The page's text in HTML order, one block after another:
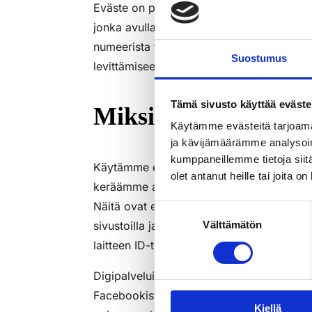
Suostumus
Tämä sivusto käyttää
Käytämme evästeitä
ja kävijämäärämme
kumppaneillemme tietoja
olet antanut heille tai joita
Suostumuksen
valinta
Välttämätön
Kiellä
Eväste on pieni tiedosto, joka tallentuu
jonka avulla voimme yksilöidä ja laskea
numeerista tunnistetta. Evästeet ja
levittämiseen eivätkä ne mahdollista
Miksi käytämme
Käytämme evästeillä ja muilla
keräämme automaattisesti palveluiden
Näitä ovat esim. vierailun kesto ja
sivustoilla ja sivustojen alueilla käyttäjä
laitteen ID-tunnus, fyysinen sijainti,
Digipalveluissamme voi olla käytössä
Facebookista. Facebook, Google,